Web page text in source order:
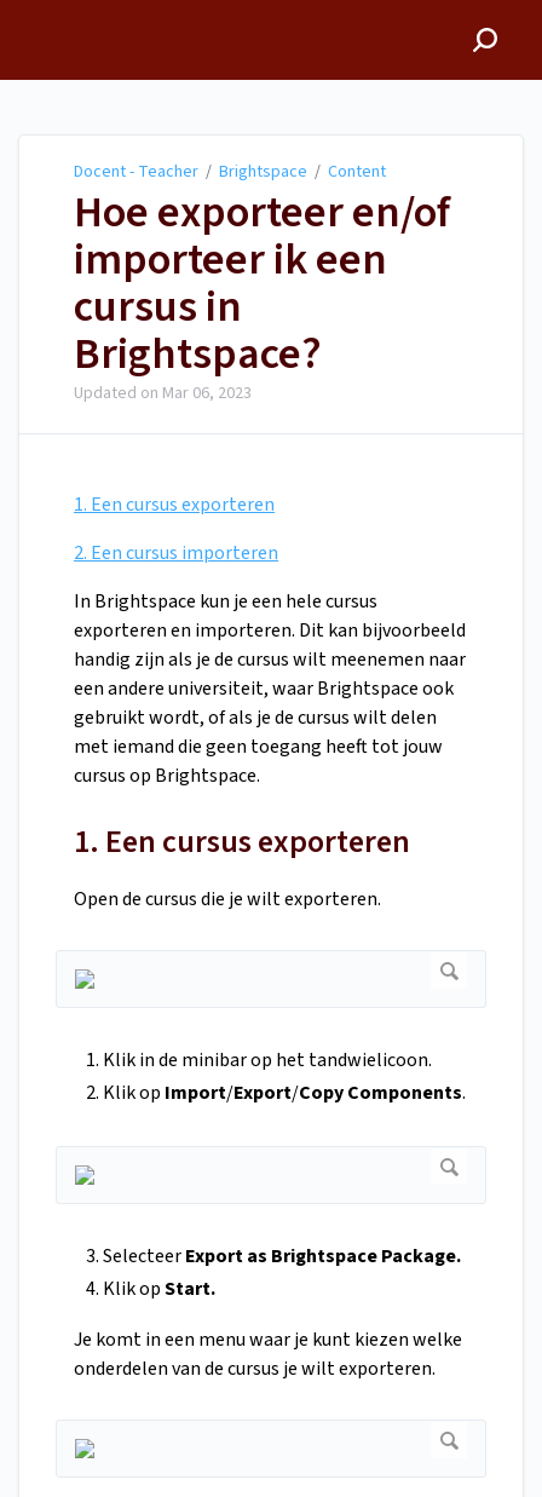
Docent - Teacher / Brightspace / Content
Hoe exporteer en/of
importeer ik een
cursus in
Brightspace?
Updated on Mar 06, 2023
1. Een cursus exporteren
2. Een cursus importeren
In Brightspace kun je een hele cursus
exporteren en importeren. Dit kan bijvoorbeeld
handig zijn als je de cursus wilt meenemen naar
een andere universiteit, waar Brightspace ook
gebruikt wordt, of als je de cursus wilt delen
met iemand die geen toegang heeft tot jouw
cursus op Brightspace.
1. Een cursus exporteren
Open de cursus die je wilt exporteren.
Klik in de minibar op het tandwielicoon.
Klik op Import/Export/Copy Components.
SelecteerExport as Brightspace Package.
Klik opStart.
Je komt in een menu waar je kunt kiezen welke
onderdelen van de cursus je wilt exporteren.